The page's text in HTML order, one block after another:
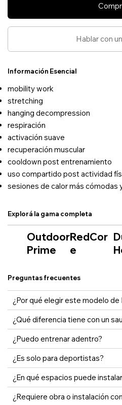
Hablar con
Información Esencial
mobility work
stretching
hanging decompression
respiración
activación suave
recuperación muscular
cooldown post entrenamiento
uso compartido post actividad
sesiones de calor más cómodas
Explorá la gama completa
Preguntas frecuentes
¿Por qué elegir este modelo
¿Qué diferencia tiene con un
¿Puedo entrenar adentro?
¿Es solo para deportistas?
¿En qué espacios puede
¿Requiere obra o instalación
Outdoor
Prime
RedCor
e